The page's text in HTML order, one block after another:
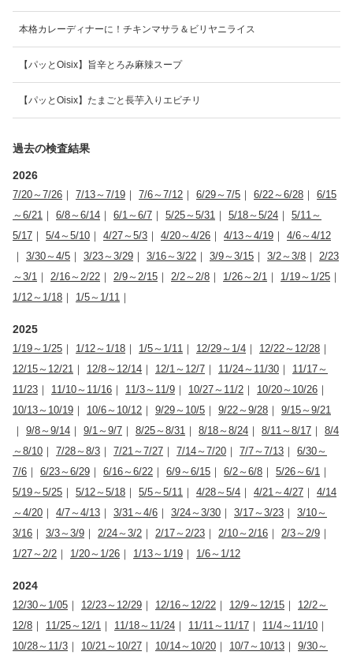
本格カレーディナーに！チキンマサラ＆ビリヤニライス
【パッとOisix】旨辛とろみ麻辣スープ
【パッとOisix】たまごと長芋入りエビチリ
過去の検査結果
2026
7/20～7/26 ｜ 7/13～7/19 ｜ 7/6～7/12 ｜ 6/29～7/5 ｜ 6/22～6/28 ｜ 6/15
～6/21 ｜ 6/8～6/14 ｜ 6/1～6/7 ｜ 5/25～5/31 ｜ 5/18～5/24 ｜ 5/11～
5/17 ｜ 5/4～5/10 ｜ 4/27～5/3 ｜ 4/20～4/26 ｜ 4/13～4/19 ｜ 4/6～4/12
｜ 3/30～4/5 ｜ 3/23～3/29 ｜ 3/16～3/22 ｜ 3/9～3/15 ｜ 3/2～3/8 ｜ 2/23
～3/1 ｜ 2/16～2/22 ｜ 2/9～2/15 ｜ 2/2～2/8 ｜ 1/26～2/1 ｜ 1/19～1/25 ｜
1/12～1/18 ｜ 1/5～1/11 ｜
2025
1/19～1/25 ｜ 1/12～1/18 ｜ 1/5～1/11 ｜ 12/29～1/4 ｜ 12/22～12/28 ｜
12/15～12/21 ｜ 12/8～12/14 ｜ 12/1～12/7 ｜ 11/24～11/30 ｜ 11/17～
11/23 ｜ 11/10～11/16 ｜ 11/3～11/9 ｜ 10/27～11/2 ｜ 10/20～10/26 ｜
10/13～10/19 ｜ 10/6～10/12 ｜ 9/29～10/5 ｜ 9/22～9/28 ｜ 9/15～9/21
｜ 9/8～9/14 ｜ 9/1～9/7 ｜ 8/25～8/31 ｜ 8/18～8/24 ｜ 8/11～8/17 ｜ 8/4
～8/10 ｜ 7/28～8/3 ｜ 7/21～7/27 ｜ 7/14～7/20 ｜ 7/7～7/13 ｜ 6/30～
7/6 ｜ 6/23～6/29 ｜ 6/16～6/22 ｜ 6/9～6/15 ｜ 6/2～6/8 ｜ 5/26～6/1 ｜
5/19～5/25 ｜ 5/12～5/18 ｜ 5/5～5/11 ｜ 4/28～5/4 ｜ 4/21～4/27 ｜ 4/14
～4/20 ｜ 4/7～4/13 ｜ 3/31～4/6 ｜ 3/24～3/30 ｜ 3/17～3/23 ｜ 3/10～
3/16 ｜ 3/3～3/9 ｜ 2/24～3/2 ｜ 2/17～2/23 ｜ 2/10～2/16 ｜ 2/3～2/9 ｜
1/27～2/2 ｜ 1/20～1/26 ｜ 1/13～1/19 ｜ 1/6～1/12
2024
12/30～1/05 ｜ 12/23～12/29 ｜ 12/16～12/22 ｜ 12/9～12/15 ｜ 12/2～
12/8 ｜ 11/25～12/1 ｜ 11/18～11/24 ｜ 11/11～11/17 ｜ 11/4～11/10 ｜
10/28～11/3 ｜ 10/21～10/27 ｜ 10/14～10/20 ｜ 10/7～10/13 ｜ 9/30～